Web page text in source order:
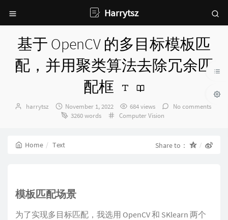
Harrytsz
基于 OpenCV 的多目标模板匹
配，并用聚类算法去除冗余匹
配框
Author：
harrytsz
发
布
November 1, 2022 684 views
No comments
3260 words
Categories：
Computer Vision
Home Text Share to：
模板匹配场景
为了实现多目标匹配，我选用 OpenCV 和 SKlearn 两个